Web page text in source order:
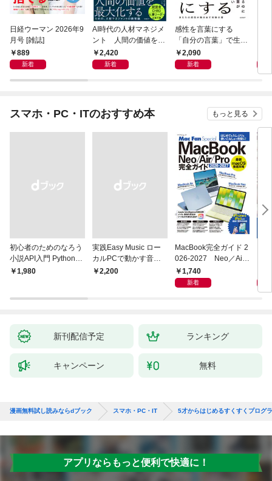
日経ウーマン 2026年9
月号 [雑誌]
889
新着
AI時代の人材マネジメ
ント 人間の価値を最
大化する条件
2,420
新着
感性を言葉にする
「自分の言葉」で生き
るための教科書
2,090
新着
スマホ・PC・ITのおすすめ本 もっと見る
初心者のためのなろう
小説API入門 Pythonで
作るデータ活用法
￥1,980
実践Easy Music ロー
カルPCで動かす音楽
生成AI完全ガイド
￥2,200
MacBook完全ガイド 2
026-2027 Neo／Air
／Pro対応
1,740
新着
X/
新刊配信予定 ランキング
キャンペーン 無料
漫画無料試し読みならdブック スマホ・PC・IT 5才からはじめるすくすくプログ
アプリならもっと便利で快適に！